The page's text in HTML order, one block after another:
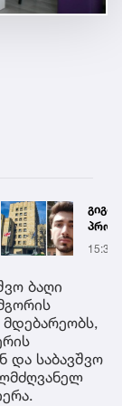
გიგა
15:38
ბაღი
და საბავშვო